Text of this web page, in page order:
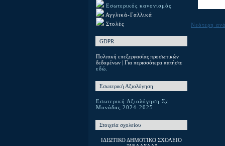
Εσωτερικός κανονισμός
Αγγλικά-Γαλλικά
Στολές
GDPR
Πολιτική επεξεργασίας προσωπικών
δεδομένων | Για περισσότερα πατήστε
εδώ.
Εσωτερική Αξιολόγηση
Εσωτερική Αξιολόγηση Σχ.
Μονάδας 2024-2025
Στοιχεία σχολείου
ΙΔΙΩΤΙΚΟ ΔΗΜΟΤΙΚΟ ΣΧΟΛΕΙΟ
Νεότερη